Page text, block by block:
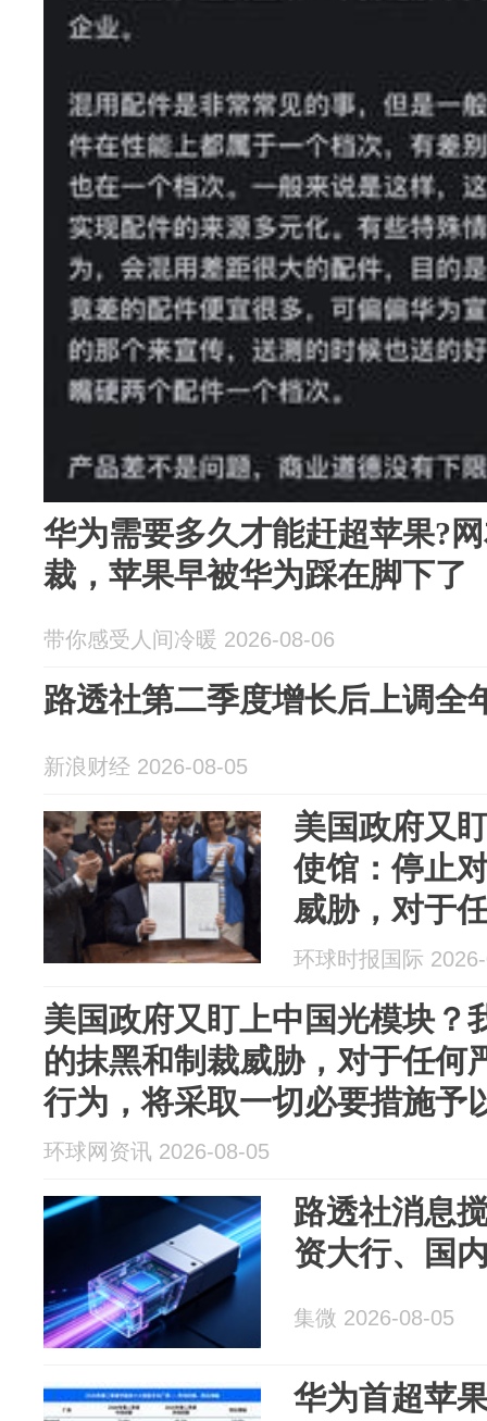
华为需要多久才能赶超苹果?
裁，苹果早被华为踩在脚下了
带你感受人间冷暖 2026-08-06
路透社第二季度增长后上调全
新浪财经 2026-08-05
美国政府又
使馆：停止
威胁，对于
益的行为，
环球时报国际
美国政府又盯上中国光模块？
的抹黑和制裁威胁，对于任何
行为，将采取一切必要措施予
环球网资讯 2026-08-05
路透社消息
资大行、国
集微 2026-08-05
华为首超苹